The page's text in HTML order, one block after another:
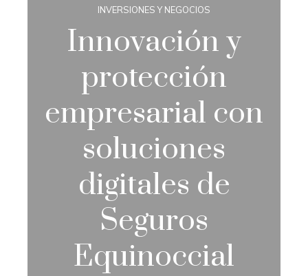
INVERSIONES Y NEGOCIOS
Innovación y
protección
empresarial con
soluciones
digitales de
Seguros
Equinoccial